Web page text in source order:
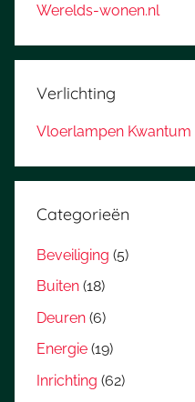
Werelds-wonen.nl
Verlichting
Vloerlampen Kwantum
Categorieën
Beveiliging (5)
Buiten (18)
Deuren (6)
Energie (19)
Inrichting (62)